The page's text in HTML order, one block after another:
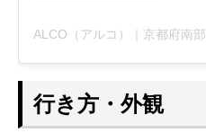
行き方・外観